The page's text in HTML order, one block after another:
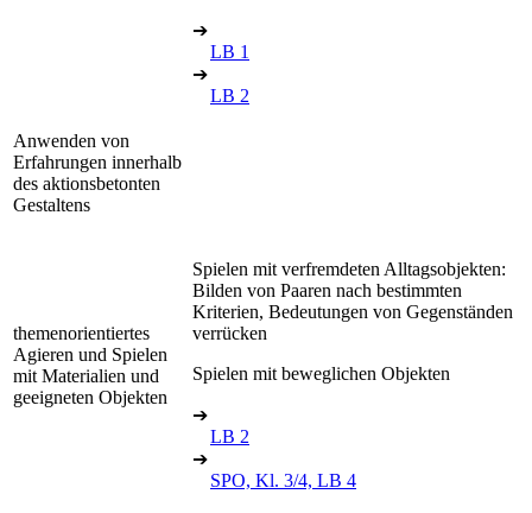
➔
LB 1
➔
LB 2
Anwenden von
Erfahrungen innerhalb
des aktionsbetonten
Gestaltens
themenorientiertes
Agieren und Spielen
mit Materialien und
geeigneten Objekten
Spielen mit verfremdeten Alltagsobjekten:
Bilden von Paaren nach bestimmten
Kriterien, Bedeutungen von Gegenständen
verrücken
Spielen mit beweglichen Objekten
➔
LB 2
➔
SPO, Kl. 3/4, LB 4